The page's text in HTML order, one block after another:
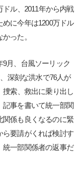
ル、2011年から内戦
に今年は1200万ドル
った。
月、台風ソーリック
深刻な洪水で76人が
索、救出に乗り出し
記事を書いて統一部関
関係も良くなるのに緊
ら要請がくれば検討す
統一部関係者の返事だ